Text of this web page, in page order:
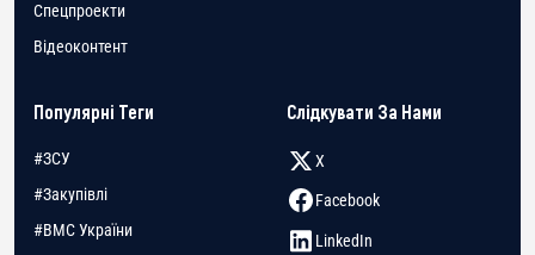
Спецпроекти
Відеоконтент
Популярні Теги
#ЗСУ
#Закупівлі
#ВМС України
Слідкувати За Нами
X
Facebook
LinkedIn